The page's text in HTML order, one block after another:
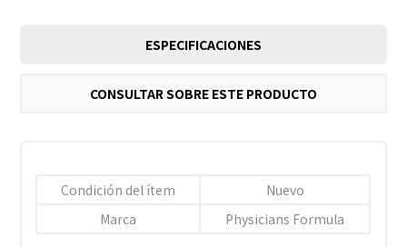
ESPECIFICACIONES
CONSULTAR SOBRE ESTE PRODUCTO
Condición del ítem
Nuevo
Marca
Physicians Formula